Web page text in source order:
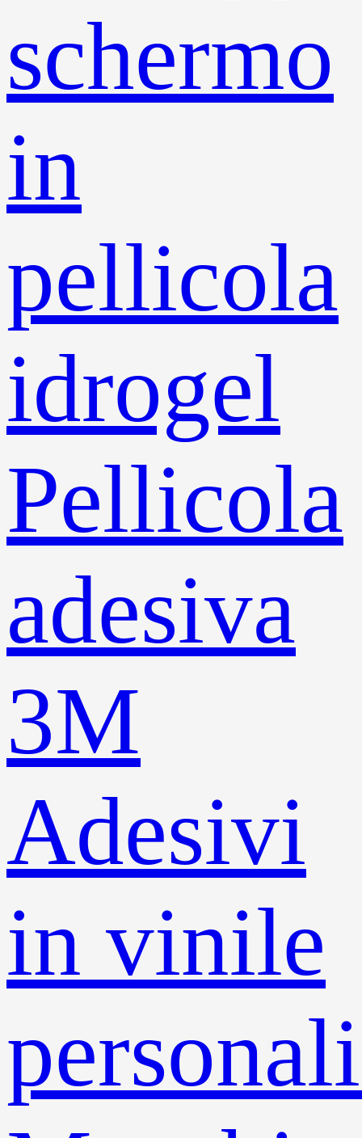
schermo
in
pellicola
idrogel
Pellicola
adesiva
3M
Adesivi
in ​​vinile